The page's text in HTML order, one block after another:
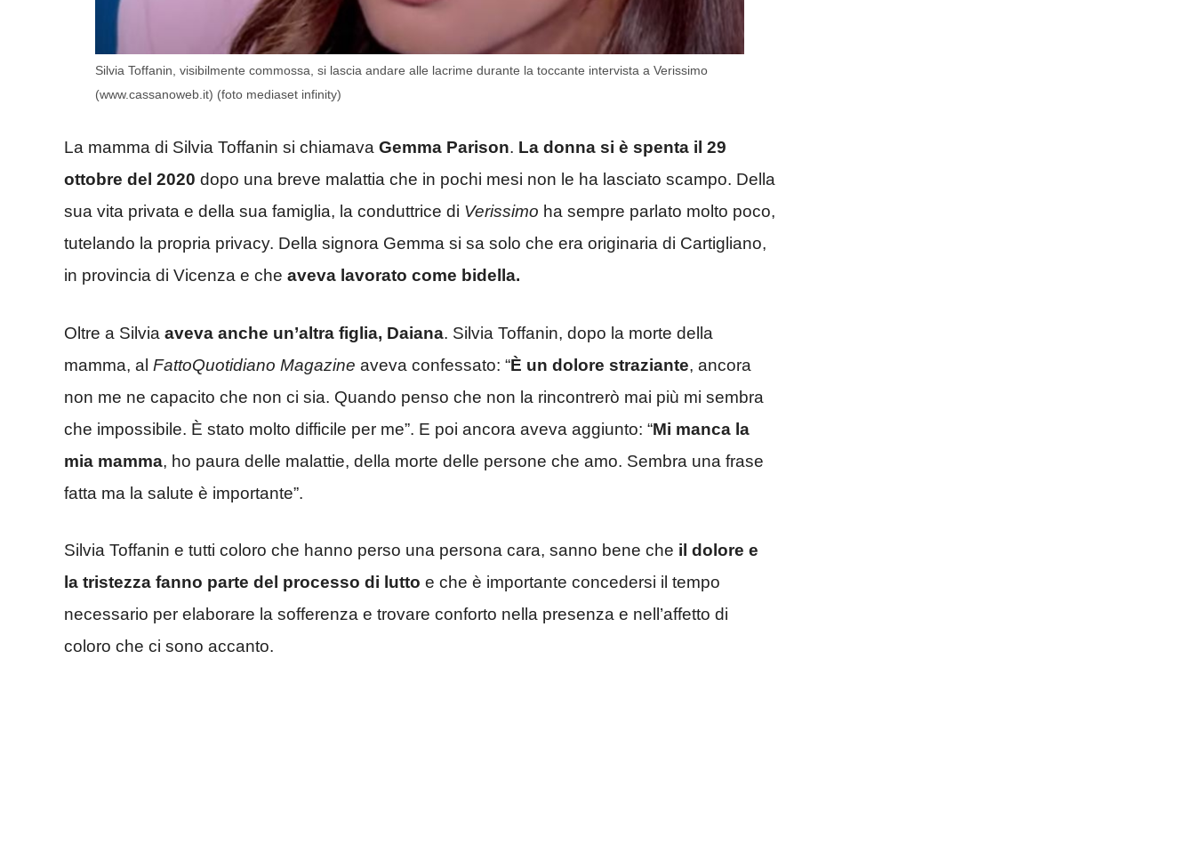
Silvia Toffanin, visibilmente commossa, si lascia andare alle lacrime durante la toccante intervista a Verissimo
(www.cassanoweb.it) (foto mediaset infinity)
La mamma di Silvia Toffanin si chiamava Gemma Parison. La donna si è spenta il 29
ottobre del 2020 dopo una breve malattia che in pochi mesi non le ha lasciato scampo. Della
sua vita privata e della sua famiglia, la conduttrice di Verissimo ha sempre parlato molto poco,
tutelando la propria privacy. Della signora Gemma si sa solo che era originaria di Cartigliano,
in provincia di Vicenza e che aveva lavorato come bidella.
Oltre a Silvia aveva anche un’altra figlia, Daiana. Silvia Toffanin, dopo la morte della
mamma, al FattoQuotidiano Magazine aveva confessato: “È un dolore straziante, ancora
non me ne capacito che non ci sia. Quando penso che non la rincontrerò mai più mi sembra
che impossibile. È stato molto difficile per me”. E poi ancora aveva aggiunto: “Mi manca la
mia mamma, ho paura delle malattie, della morte delle persone che amo. Sembra una frase
fatta ma la salute è importante”.
Silvia Toffanin e tutti coloro che hanno perso una persona cara, sanno bene che il dolore e
la tristezza fanno parte del processo di lutto e che è importante concedersi il tempo
necessario per elaborare la sofferenza e trovare conforto nella presenza e nell’affetto di
coloro che ci sono accanto.